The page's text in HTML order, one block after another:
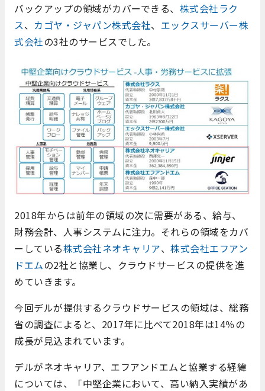
バックアップの領域がカバーできる、 株式会社ラク
ス、 カゴヤ・ジャパン株式会社、 エックスサーバー株
式会社の3社のサービスでした。
2018年からは前年の領域の次に需要がある、給与、
財務会計、人事システムに注力。それらの領域をカバ
ーしている株式会社ネオキャリア、 株式会社エフアン
ドエムの2社と協業し、クラウドサービスの提供を進
めていきます。
今回デルが提供するクラウドサービスの領域は、総務
省の調査によると、2017年に比べて2018年は14％の
成長が見込まれています。
デルがネオキャリア、エフアンドエムと協業する経緯
については、「中堅企業において、高い納入実績があ